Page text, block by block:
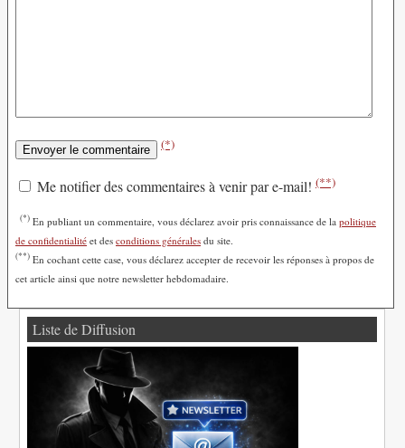
(*)
Me notifier des commentaires à venir par e-mail! (**)
(*) En publiant un commentaire, vous déclarez avoir pris connaissance de la politique
de confidentialité et des conditions générales du site.
(**) En cochant cette case, vous déclarez accepter de recevoir les réponses à propos de
cet article ainsi que notre newsletter hebdomadaire.
Liste de Diffusion